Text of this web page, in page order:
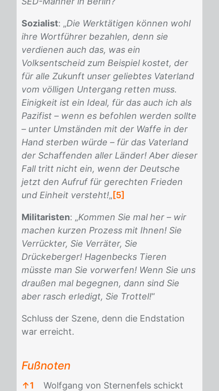
Sozialist: „Die Werktätigen können wohl
ihre Wortführer bezahlen, denn sie
verdienen auch das, was ein
Volksentscheid zum Beispiel kostet, der
für alle Zukunft unser geliebtes Vaterland
vom völligen Untergang retten muss.
Einigkeit ist ein Ideal, für das auch ich als
Pazifist – wenn es befohlen werden sollte
– unter Umständen mit der Waffe in der
Hand sterben würde – für das Vaterland
der Schaffenden aller Länder! Aber dieser
Fall tritt nicht ein, wenn der Deutsche
jetzt den Aufruf für gerechten Frieden
und Einheit versteht!„ [5]
Militaristen: „Kommen Sie mal her – wir
machen kurzen Prozess mit Ihnen! Sie
Verrückter, Sie Verräter, Sie
Drückeberger! Hagenbecks Tieren
müsste man Sie vorwerfen! Wenn Sie uns
draußen mal begegnen, dann sind Sie
aber rasch erledigt, Sie Trottel!“
Schluss der Sze­ne, denn die End­sta­ti­on
war er­reicht.
Fußnoten
↑1
Wolfgang von Sternenfels schickt